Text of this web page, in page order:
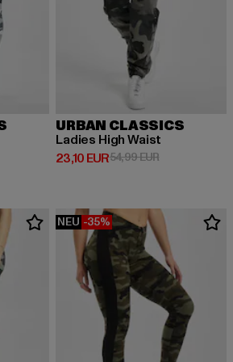
17,99 EUR
URBAN CLASSICS
Ladies High Waist
23,10 EUR
Derzeitiger Preis: 23,10 EUR
54,99 EURAktionspreis:
NEU -35%